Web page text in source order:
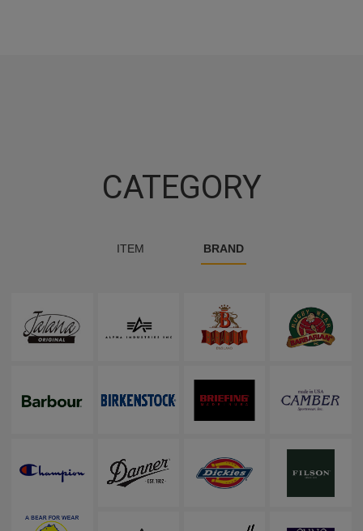
CATEGORY
ITEM BRAND